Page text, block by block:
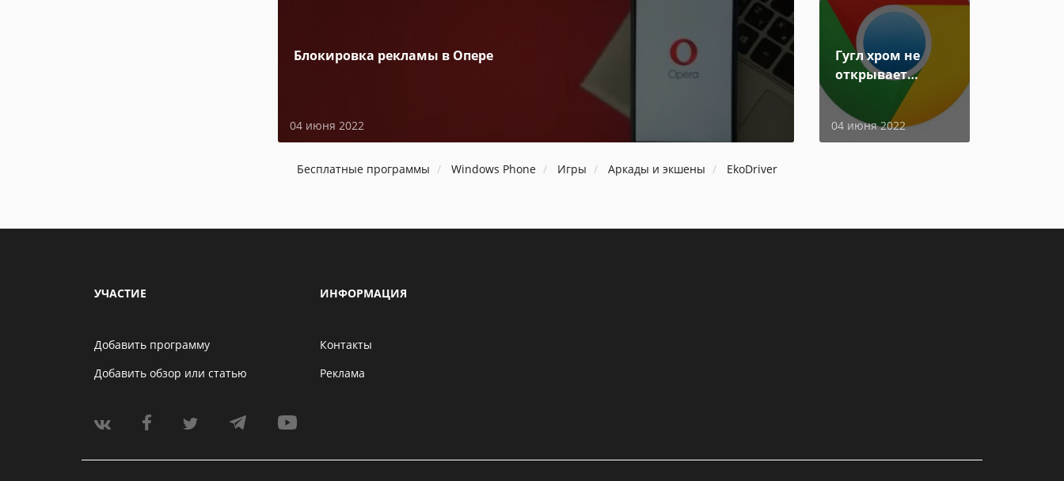
Блокировка рекламы в Опере
04 июня 2022
Гугл хром не
открывает
04 июня 2022
Бесплатные программы Windows Phone Игры Аркады и экшены EkoDriver
УЧАСТИЕ
Добавить программу
Добавить обзор или статью
ИНФОРМАЦИЯ
Контакты
Реклама